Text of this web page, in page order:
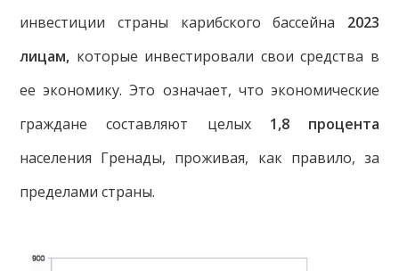
инвестиции страны карибского бассейна 2023
лицам, которые инвестировали свои средства в
ее экономику. Это означает, что экономические
граждане составляют целых 1,8 процента
населения Гренады, проживая, как правило, за
пределами страны.